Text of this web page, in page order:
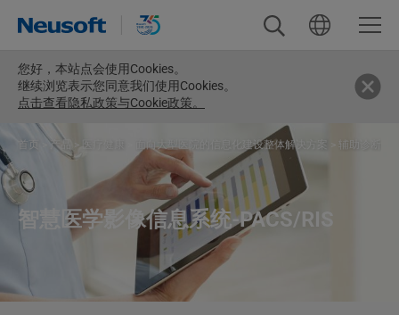
您好， 本站点会使用Cookies。
继续浏览表示您同意我们使用Cookies。
点击查看隐私政策与Cookie政策。
首页 >产品 > 医疗健康 面向大型医院的信息化建设整体解决方案 > 辅助诊断与
智慧医学影像信息系统-PACS/RIS